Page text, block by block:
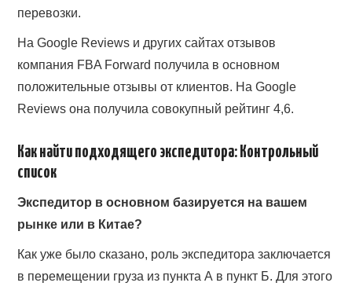
перевозки.
На Google Reviews и других сайтах отзывов
компания FBA Forward получила в основном
положительные отзывы от клиентов. На Google
Reviews она получила совокупный рейтинг 4,6.
Как найти подходящего экспедитора: Контрольный
список
Экспедитор в основном базируется на вашем
рынке или в Китае?
Как уже было сказано, роль экспедитора заключается
в перемещении груза из пункта А в пункт Б. Для этого